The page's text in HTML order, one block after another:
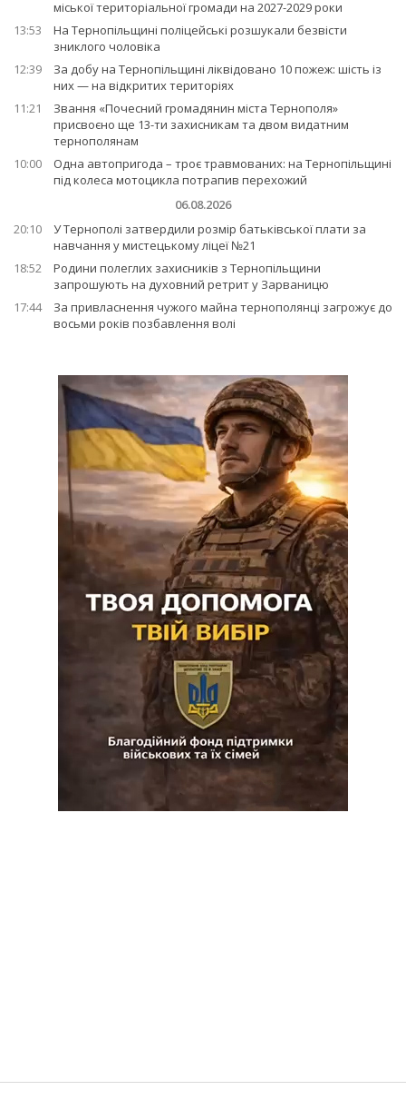
міської територіальної громади на 2027-2029 роки
13:53
На Тернопільщині поліцейські розшукали безвісти
зниклого чоловіка
12:39
За добу на Тернопільщині ліквідовано 10 пожеж: шість із
них — на відкритих територіях
11:21
Звання «Почесний громадянин міста Тернополя»
присвоєно ще 13-ти захисникам та двом видатним
тернополянам
10:00
Одна автопригода – троє травмованих: на Тернопільщині
під колеса мотоцикла потрапив перехожий
06.08.2026
20:10
У Тернополі затвердили розмір батьківської плати за
навчання у мистецькому ліцеї №21
18:52
Родини полеглих захисників з Тернопільщини
запрошують на духовний ретрит у Зарваницю
17:44
За привласнення чужого майна тернополянці загрожує до
восьми років позбавлення волі